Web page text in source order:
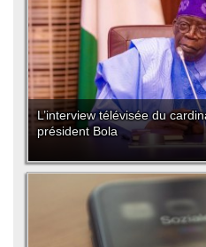
L’interview télévisée du
président Bola